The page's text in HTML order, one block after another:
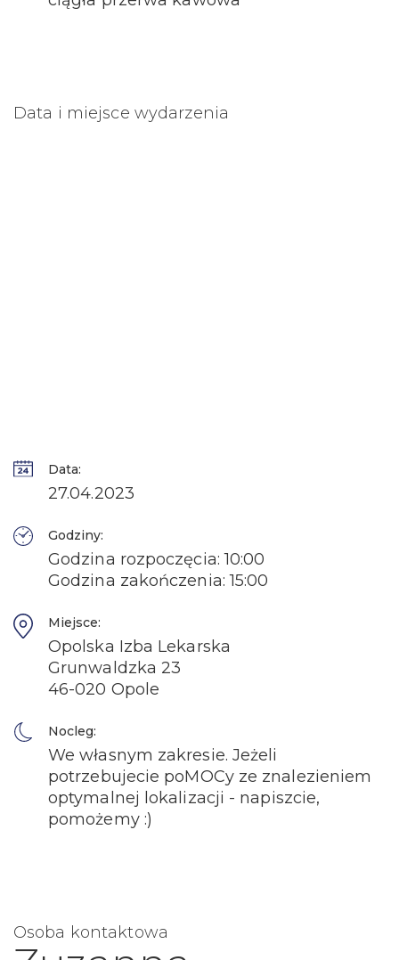
Data i miejsce wydarzenia
Data:
27.04.2023
Godziny:
Godzina rozpoczęcia: 10:00
Godzina zakończenia: 15:00
Miejsce:
Opolska Izba Lekarska
Grunwaldzka 23
46-020 Opole
Nocleg:
We własnym zakresie. Jeżeli
potrzebujecie poMOCy ze znalezieniem
optymalnej lokalizacji - napiszcie,
pomożemy :)
Osoba kontaktowa